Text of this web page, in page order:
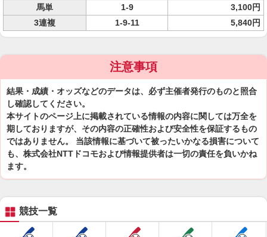
馬単
1-9
3,100円
3連複
1-9-11 5,840円
注意事項
結果・成績・オッズなどのデータは、必ず主催者発行のものと照合
し確認してください。
本サイトのページ上に掲載されている情報の内容に関しては万全を
期しておりますが、その内容の正確性および安全性を保証するもの
ではありません。 当該情報に基づいて被ったいかなる損害について
も、株式会社NTTドコモおよび情報提供者は一切の責任を負いかね
ます。
競技一覧